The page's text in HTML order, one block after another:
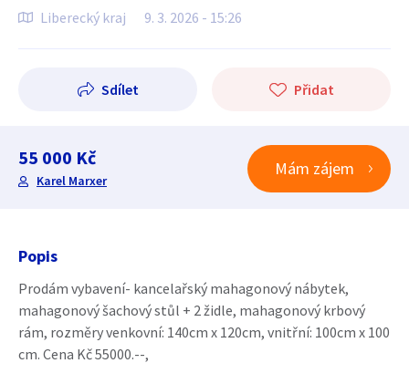
Liberecký kraj 9. 3. 2026 - 15:26
Sdílet Přidat
55 000 Kč
Karel Marxer
Mám zájem
Popis
Prodám vybavení- kancelařský mahagonový nábytek,
mahagonový šachový stůl + 2 židle, mahagonový krbový
rám, rozměry venkovní: 140cm x 120cm, vnitřní: 100cm x 100
cm. Cena Kč 55000.--,